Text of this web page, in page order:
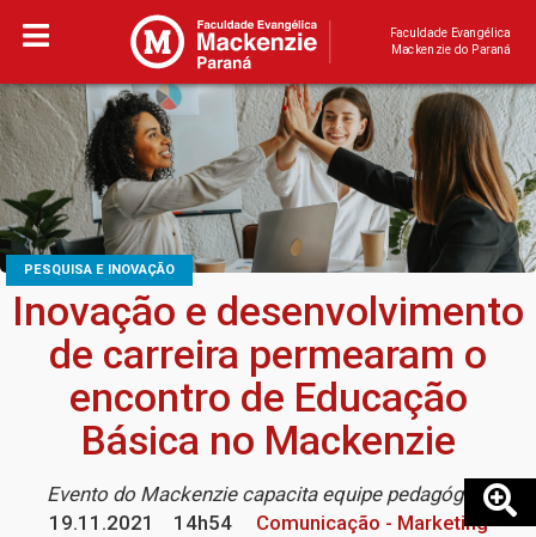
Faculdade Evangélica
Mackenzie do Paraná
PESQUISA E INOVAÇÃO
Inovação e desenvolvimento
de carreira permearam o
encontro de Educação
Básica no Mackenzie
Evento do Mackenzie capacita equipe pedagógica
19.11.2021
14h54
Comunicação - Marketing